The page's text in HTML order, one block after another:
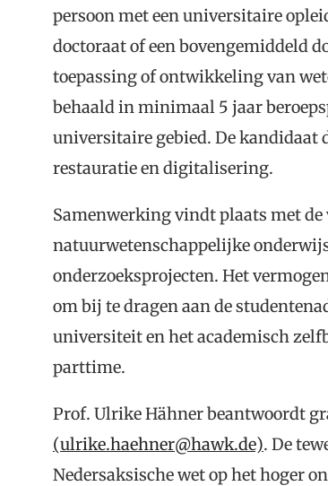
persoon met een universitaire
doctoraat of een bovengemiddeld
toepassing of ontwikkeling van
behaald in minimaal 5 jaar
universitaire gebied. De kandidaat
restauratie en digitalisering.
Samenwerking vindt plaats met
natuurwetenschappelijke
onderzoeksprojecten. Het
om bij te dragen aan de
universiteit en het academisch
parttime.
Prof. Ulrike Hähner beantwoordt
(ulrike.haehner@hawk.de). De
Nedersaksische wet op het hoger